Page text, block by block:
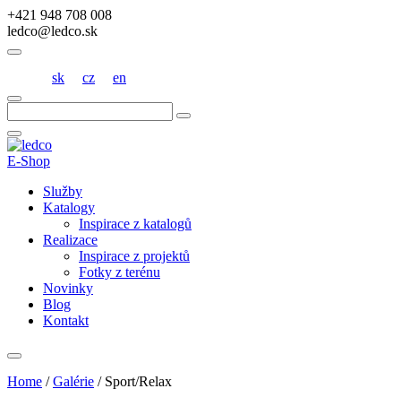
+421 948 708 008
ledco@ledco.sk
sk cz en
E-Shop
Služby
Katalogy
Inspirace z katalogů
Realizace
Inspirace z projektů
Fotky z terénu
Novinky
Blog
Kontakt
Home /Galérie / Sport/Relax